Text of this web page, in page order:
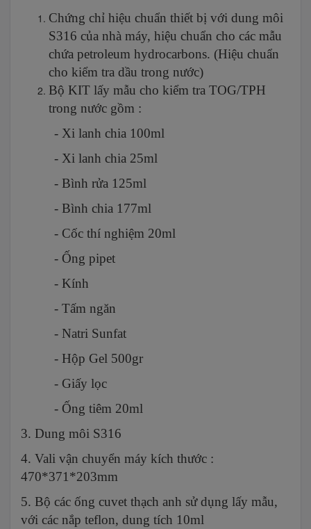
Chứng chỉ hiệu chuẩn thiết bị với dung môi
S316 của nhà máy, hiệu chuẩn cho các mẫu
chứa petroleum hydrocarbons. (Hiệu chuẩn
cho kiểm tra dầu trong nước)
Bộ KIT lấy mẫu cho kiểm tra TOG/TPH
trong nước gồm :
- Xi lanh chia 100ml
- Xi lanh chia 25ml
- Bình rửa 125ml
- Bình chia 177ml
- Cốc thí nghiệm 20ml
- Ống pipet
- Kính
- Tấm ngăn
- Natri Sunfat
- Hộp Gel 500gr
- Giấy lọc
- Ống tiêm 20ml
3. Dung môi S316
4. Vali vận chuyển máy kích thước :
470*371*203mm
5. Bộ các ống cuvet thạch anh sử dụng lấy mẫu,
với các nắp teflon, dung tích 10ml